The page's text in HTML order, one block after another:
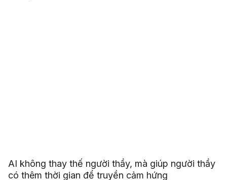
AI không thay thế người thầy, mà giúp người thầy
có thêm thời gian để truyền cảm hứng